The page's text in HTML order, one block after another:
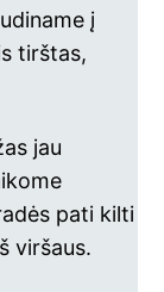
į
tirštas,
jau
pati kilti
viršaus.